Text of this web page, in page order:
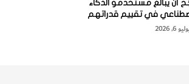
أن يبالغ مستخدمو الذكاء
في تقييم قدراتهم
6, 2026